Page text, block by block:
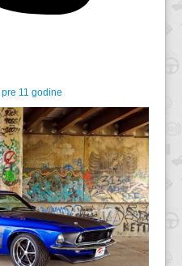
pre 11 godine